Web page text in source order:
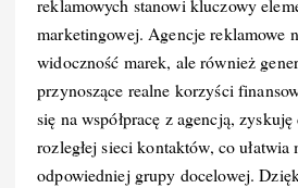
b
o
o
k
st r
t
reklamowych stanowi kluczowy
marketingowej. Agencje reklamowe
widoczność marek, ale również
przynoszące realne korzyści
się na współpracę z agencją,
rozległej sieci kontaktów, co
odpowiedniej grupy docelowej.